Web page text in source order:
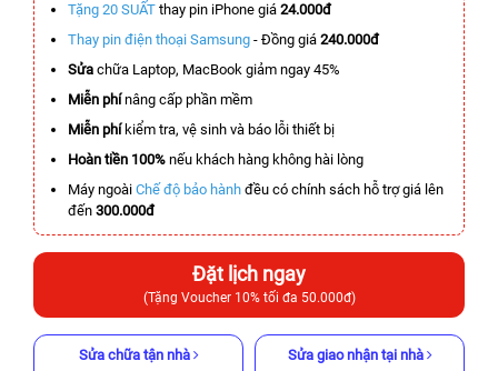
Tặng 20 SUẤT thay pin iPhone giá 24.000đ
Thay pin điện thoại Samsung - Đồng giá 240.000đ
Sửa chữa Laptop, MacBook giảm ngay 45%
Miễn phínâng cấp phần mềm
Miễn phíkiểm tra, vệ sinh và báo lỗi thiết bị
Hoàn tiền 100% nếu khách hàng không hài lòng
Máy ngoài Chế độ bảo hành đều có chính sách hỗ trợ giá lên
đến 300.000đ
Đặt lịch ngay
(Tặng Voucher 10% tối đa 50.000đ)
Sửa chữa tận nhà Sửa giao nhận tại nhà